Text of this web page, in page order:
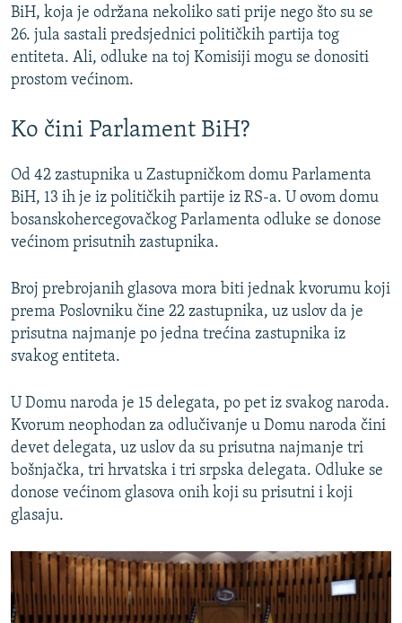
BiH, koja je održana nekoliko sati prije nego što su se
26. jula sastali predsjednici političkih partija tog
entiteta. Ali, odluke na toj Komisiji mogu se donositi
prostom većinom.
Ko čini Parlament BiH?
Od 42 zastupnika u Zastupničkom domu Parlamenta
BiH, 13 ih je iz političkih partije iz RS-a. U ovom domu
bosanskohercegovačkog Parlamenta odluke se donose
većinom prisutnih zastupnika.
Broj prebrojanih glasova mora biti jednak kvorumu koji
prema Poslovniku čine 22 zastupnika, uz uslov da je
prisutna najmanje po jedna trećina zastupnika iz
svakog entiteta.
U Domu naroda je 15 delegata, po pet iz svakog naroda.
Kvorum neophodan za odlučivanje u Domu naroda čini
devet delegata, uz uslov da su prisutna najmanje tri
bošnjačka, tri hrvatska i tri srpska delegata. Odluke se
donose većinom glasova onih koji su prisutni i koji
glasaju.